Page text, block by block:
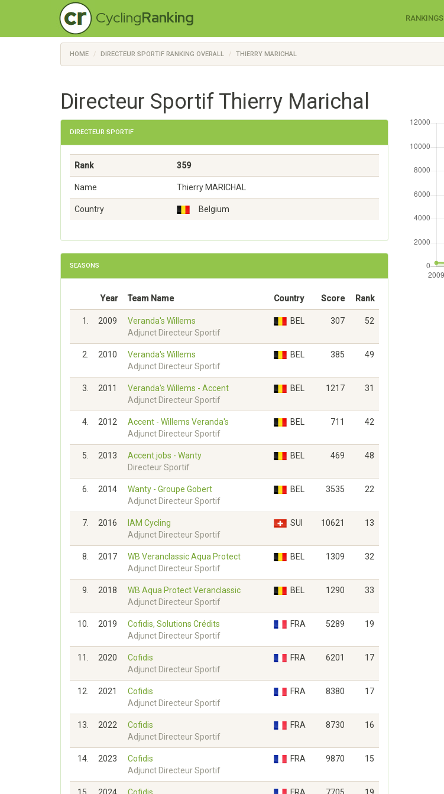
CyclingRanking RANKINGS
HOME DIRECTEUR SPORTIF RANKING OVERALL THIERRY MARICHAL
Directeur Sportif Thierry Marichal
DIRECTEUR SPORTIF
Rank 359
Name Thierry MARICHAL
Country Belgium
SEASONS
Year Team Name Country Score Rank
1. 2009
Veranda's Willems
Adjunct Directeur Sportif
BEL 307 52
2. 2010
Veranda's Willems
Adjunct Directeur Sportif
BEL 385 49
3. 2011
Veranda's Willems - Accent
Adjunct Directeur Sportif
BEL 1217 31
4. 2012
Accent - Willems Veranda's
Adjunct Directeur Sportif
BEL 711 42
5. 2013
Accent.jobs - Wanty
Directeur Sportif
BEL 469 48
6. 2014
Wanty - Groupe Gobert
Adjunct Directeur Sportif
BEL 3535 22
7. 2016
IAM Cycling
Adjunct Directeur Sportif
SUI 10621 13
8. 2017
WB Veranclassic Aqua Protect
Adjunct Directeur Sportif
BEL 1309 32
9. 2018
WB Aqua Protect Veranclassic
Adjunct Directeur Sportif
BEL 1290 33
10. 2019
Cofidis, Solutions Crédits
Adjunct Directeur Sportif
FRA 5289 19
11. 2020
Cofidis
Adjunct Directeur Sportif
FRA 6201 17
12. 2021
Cofidis
Adjunct Directeur Sportif
FRA 8380 17
13. 2022
Cofidis
Adjunct Directeur Sportif
FRA 8730 16
14. 2023
Cofidis
Adjunct Directeur Sportif
FRA 9870 15